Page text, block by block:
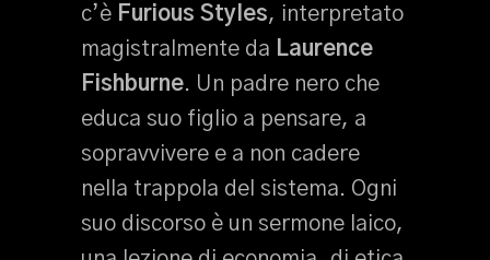
c’è Furious Styles, interpretato
magistralmente da Laurence
Fishburne. Un padre nero che
educa suo figlio a pensare, a
sopravvivere e a non cadere
nella trappola del sistema. Ogni
suo discorso è un sermone laico,